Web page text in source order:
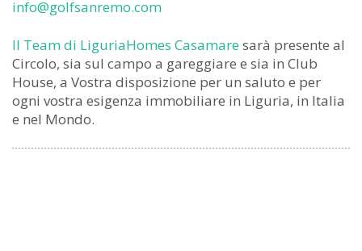
info@golfsanremo.com
Il Team di LiguriaHomes Casamare sarà presente al
Circolo, sia sul campo a gareggiare e sia in Club
House, a Vostra disposizione per un saluto e per
ogni vostra esigenza immobiliare in Liguria, in Italia
e nel Mondo.